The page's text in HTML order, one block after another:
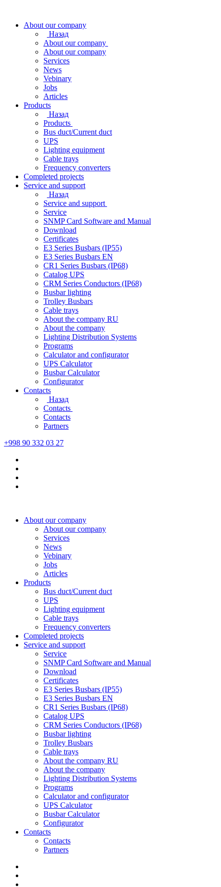
About our company
Назад
About our company
About our company
Services
News
Vebinary
Jobs
Articles
Products
Назад
Products
Bus duct/Current duct
UPS
Lighting equipment
Cable trays
Frequency converters
Completed projects
Service and support
Назад
Service and support
Service
SNMP Card Software and Manual
Download
Certificates
E3 Series Busbars (IP55)
E3 Series Busbars EN
CR1 Series Busbars (IP68)
Catalog UPS
CRM Series Conductors (IP68)
Busbar lighting
Trolley Busbars
Cable trays
About the company RU
About the company
Lighting Distribution Systems
Programs
Calculator and configurator
UPS Calculator
Busbar Calculator
Configurator
Contacts
Назад
Contacts
Contacts
Partners
+998 90 332 03 27
About our company
About our company
Services
News
Vebinary
Jobs
Articles
Products
Bus duct/Current duct
UPS
Lighting equipment
Cable trays
Frequency converters
Completed projects
Service and support
Service
SNMP Card Software and Manual
Download
Certificates
E3 Series Busbars (IP55)
E3 Series Busbars EN
CR1 Series Busbars (IP68)
Catalog UPS
CRM Series Conductors (IP68)
Busbar lighting
Trolley Busbars
Cable trays
About the company RU
About the company
Lighting Distribution Systems
Programs
Calculator and configurator
UPS Calculator
Busbar Calculator
Configurator
Contacts
Contacts
Partners